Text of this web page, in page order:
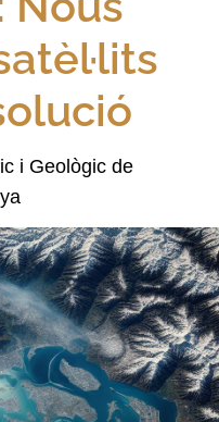
i Geològic de